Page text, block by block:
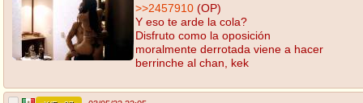
>>2457910 (OP)
Y eso te arde la cola?
Disfruto como la oposición
moralmente derrotada viene a hacer
berrinche al chan, kek